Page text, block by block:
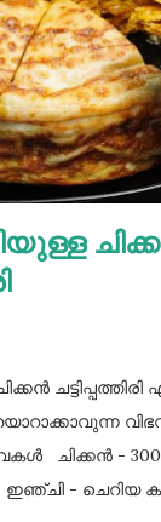
ചട്ടിപ്പത്തിരി
ചിക്കൻ -
- ചെറിയ